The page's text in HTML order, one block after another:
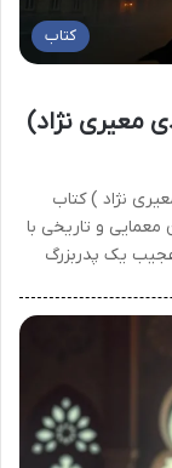
کتاب
معیری نژاد)
نژاد ) کتاب
معمایی و تاریخی با
یک پدربزرگ